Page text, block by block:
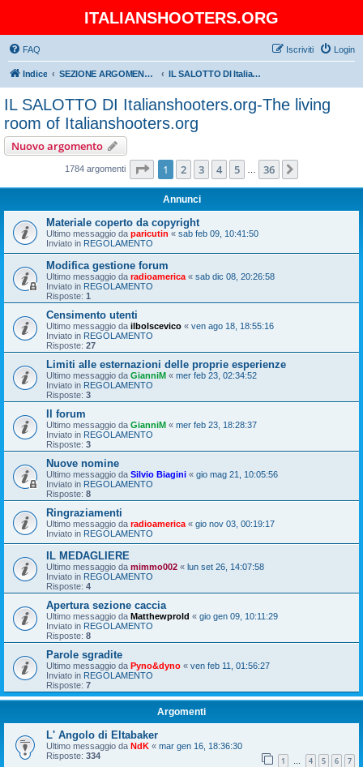
ITALIANSHOOTERS.ORG
FAQ Login
Iscriviti
Indice SEZIONE ARGOMENTI GENERICI-Section General Topics IL SALOTTO DI Italianshooters.org-The living room of Italianshooters.org
IL SALOTTO DI Italianshooters.org-The living
room of Italianshooters.org
Nuovo argomento
1784 argomenti Pagina di 36
1 2 3 4 5 36
Annunci
Materiale coperto da copyright
Ultimo messaggio da paricutin « sab feb 09, 10:41:50
Inviato in REGOLAMENTO
Modifica gestione forum
Ultimo messaggio da radioamerica « sab dic 08, 20:26:58
Inviato in REGOLAMENTO
Risposte: 1
Censimento utenti
Ultimo messaggio da ilbolscevico « ven ago 18, 18:55:16
Inviato in REGOLAMENTO
Risposte: 27
Limiti alle esternazioni delle proprie esperienze
Ultimo messaggio da GianniM « mer feb 23, 02:34:52
Inviato in REGOLAMENTO
Risposte: 3
Il forum
Ultimo messaggio da GianniM « mer feb 23, 18:28:37
Inviato in REGOLAMENTO
Risposte: 3
Nuove nomine
Ultimo messaggio da Silvio Biagini « gio mag 21, 10:05:56
Inviato in REGOLAMENTO
Risposte: 8
Ringraziamenti
Ultimo messaggio da radioamerica « gio nov 03, 00:19:17
Inviato in REGOLAMENTO
IL MEDAGLIERE
Ultimo messaggio da mimmo002 « lun set 26, 14:07:58
Inviato in REGOLAMENTO
Risposte: 4
Apertura sezione caccia
Ultimo messaggio da Matthewprold « gio gen 09, 10:11:29
Inviato in REGOLAMENTO
Risposte: 8
Parole sgradite
Ultimo messaggio da Pyno&dyno « ven feb 11, 01:56:27
Inviato in REGOLAMENTO
Risposte: 7
Argomenti
L' Angolo di Eltabaker
Ultimo messaggio da NdK « mar gen 16, 18:36:30
Risposte: 334 1 … 4 5 6 7